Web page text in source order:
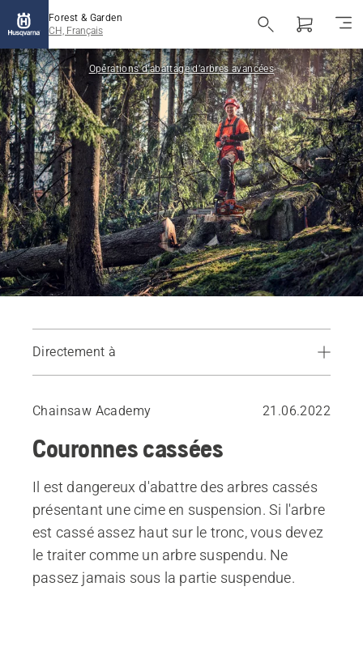
Forest & Garden
CH, Français
Opérations d’abattage d’arbres avancées
Directement à
Chainsaw Academy 21.06.2022
Couronnes cassées
Il est dangereux d'abattre des arbres cassés
présentant une cime en suspension. Si l'arbre
est cassé assez haut sur le tronc, vous devez
le traiter comme un arbre suspendu. Ne
passez jamais sous la partie suspendue.